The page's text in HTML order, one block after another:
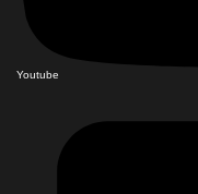
Youtube